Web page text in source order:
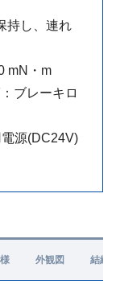
持し、連れ
mN・m
ブレーキロ
源(DC24V)
外観図 結線